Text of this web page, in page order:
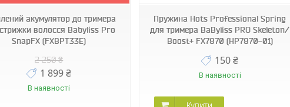
акумулятор до тримера
волосся Babyliss Pro
SnapFX (FXBPT33E)
2 250 ₴
1 899 ₴
В наявності
Пружина Hots Professional Spring
для тримера BaByliss PRO Skeleton/
Boost+ FX7870 (HP7870-01)
150 ₴
В наявності